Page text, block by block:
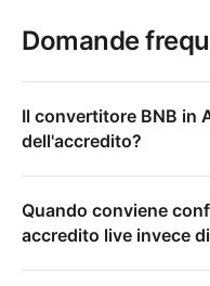
Domande
Il convertitore BNB in
dell'accredito?
Quando conviene
accredito live invece